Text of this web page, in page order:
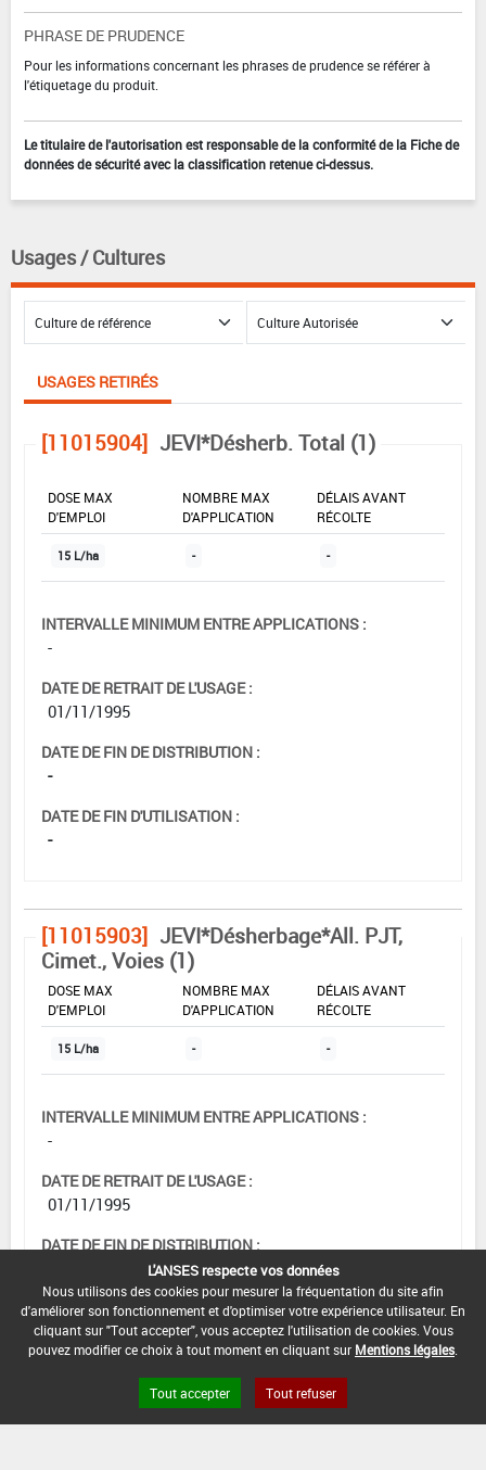
PHRASE DE PRUDENCE
Pour les informations concernant les phrases de prudence se référer à
l'étiquetage du produit.
Le titulaire de l'autorisation est responsable de la conformité de la Fiche de
données de sécurité avec la classification retenue ci-dessus.
Usages / Cultures
USAGES RETIRÉS
[11015904] JEVI*Désherb. Total (1)
DOSE MAX
D'EMPLOI
NOMBRE MAX
D'APPLICATION
DÉLAIS AVANT
RÉCOLTE
15 L/ha - -
INTERVALLE MINIMUM ENTRE APPLICATIONS :
-
DATE DE RETRAIT DE L'USAGE :
01/11/1995
DATE DE FIN DE DISTRIBUTION :
-
DATE DE FIN D'UTILISATION :
-
[11015903] JEVI*Désherbage*All. PJT,
Cimet., Voies (1)
DOSE MAX
D'EMPLOI
NOMBRE MAX
D'APPLICATION
DÉLAIS AVANT
RÉCOLTE
15 L/ha - -
INTERVALLE MINIMUM ENTRE APPLICATIONS :
-
DATE DE RETRAIT DE L'USAGE :
01/11/1995
DATE DE FIN DE DISTRIBUTION :
DATE DE FIN D'UTILISATION :
-
L'ANSES respecte vos données
Nous utilisons des cookies pour mesurer la fréquentation du site afin
d'améliorer son fonctionnement et d'optimiser votre expérience utilisateur. En
cliquant sur "Tout accepter", vous acceptez l'utilisation de cookies. Vous
pouvez modifier ce choix à tout moment en cliquant sur Mentions légales
Tout accepter Tout refuser